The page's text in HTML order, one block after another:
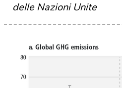
delle Nazioni Unite